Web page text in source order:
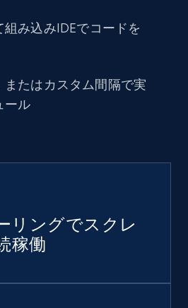
組み込みIDEでコードを
またはカスタム間隔で実
ール
リングでスクレ
稼働